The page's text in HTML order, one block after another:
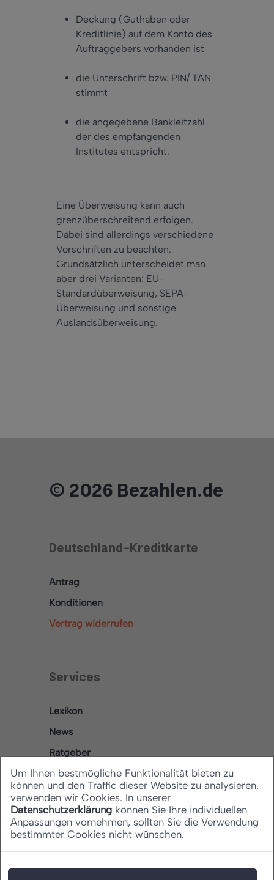
Deckung (Guthaben oder
Kreditlinie) auf dem Konto des
Auftraggebers vorhanden ist
die Unterschrift bzw. PIN/ TAN
stimmt
die angegebene Bankleitzahl
der des empfangenden
Institutes entspricht.
Eine Überweisung kann auch
grenzüberschreitend erfolgen.
Dabei sind allerdings verschiedene
Vorschriften zu beachten.
Grundsätzlich unterscheidet man
aber drei Varianten: EU-
Standardüberweisung, SEPA-
Überweisung und sonstige
Auslandsüberweisung.
© 2026 Bezahlen.de
Deutschland-Kreditkarte
Antrag
Konditionen
Vertrag widerrufen
Services
Lexikon
News
Ratgeber
Rechtliches
Datenschutz
Um Ihnen bestmögliche Funktionalität bieten zu
können und den Traffic dieser Website zu analysieren,
verwenden wir Cookies. In unserer
Datenschutzerklärung können Sie Ihre individuellen
Anpassungen vornehmen, sollten Sie die Verwendung
bestimmter Cookies nicht wünschen.